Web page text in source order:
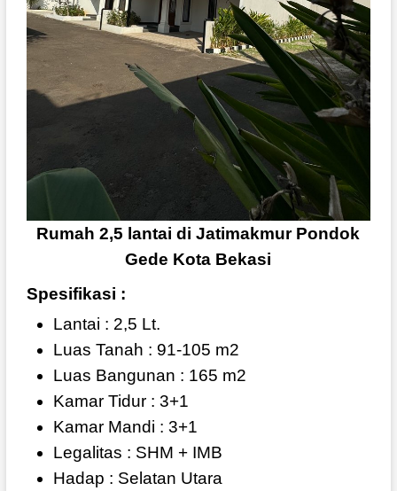
Rumah 2,5 lantai di Jatimakmur Pondok
Gede Kota Bekasi
Spesifikasi :
Lantai : 2,5 Lt.
Luas Tanah : 91-105 m2
Luas Bangunan : 165 m2
Kamar Tidur : 3+1
Kamar Mandi : 3+1
Legalitas : SHM + IMB
Hadap : Selatan Utara